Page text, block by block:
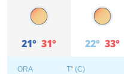
21° 31° 22° 33°
ORA T° (C)